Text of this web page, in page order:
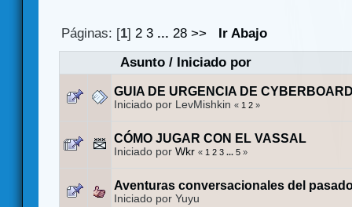
Páginas: [1]2 3 ...28 >>
Ir Abajo
Asunto/ Iniciado por
GUIA DE URGENCIA DE
Iniciado por LevMishkin « 1 2 »
CÓMO JUGAR CON EL VASSAL
Iniciado por Wkr « 1 2 3 ... 5 »
Aventuras conversacionales del
Iniciado por Yuyu